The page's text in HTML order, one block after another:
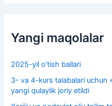
Yangi maqolalar
2025-yil o’tish ballari
3- va 4-kurs talabalari uchun
yangi qulaylik joriy etildi